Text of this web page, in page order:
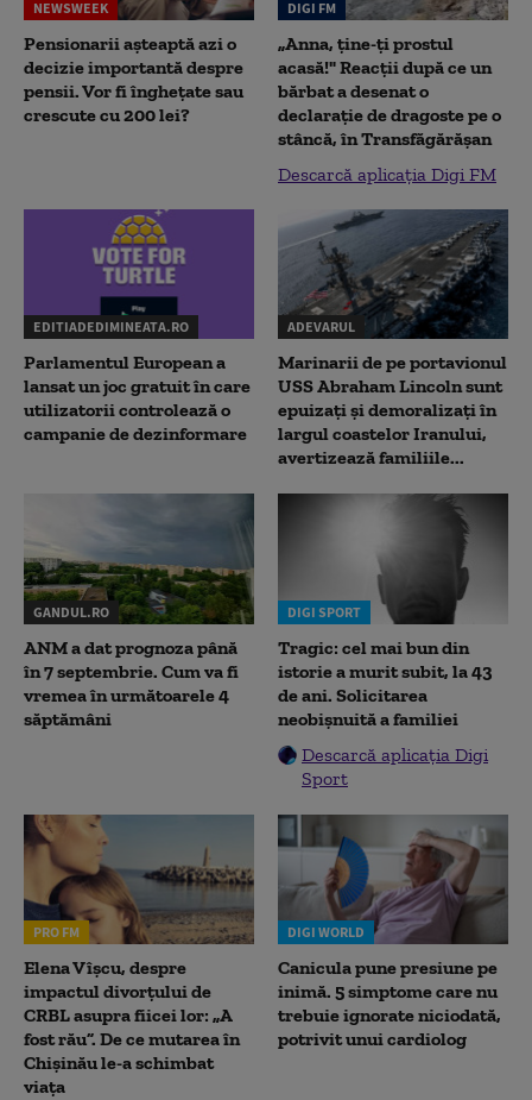
NEWSWEEK
Pensionarii așteaptă azi o
decizie importantă despre
pensii. Vor fi înghețate sau
crescute cu 200 lei?
DIGI FM
„Anna, ţine-ţi prostul
acasă!" Reacţii după ce un
bărbat a desenat o
declaraţie de dragoste pe o
stâncă, în Transfăgărăşan
Descarcă aplicația Digi FM
EDITIADEDIMINEATA.RO
Parlamentul European a
lansat un joc gratuit în care
utilizatorii controlează o
campanie de dezinformare
ADEVARUL
Marinarii de pe portavionul
USS Abraham Lincoln sunt
epuizați și demoralizați în
largul coastelor Iranului,
avertizează familiile...
GANDUL.RO
ANM a dat prognoza până
în 7 septembrie. Cum va fi
vremea în următoarele 4
săptămâni
DIGI SPORT
Tragic: cel mai bun din
istorie a murit subit, la 43
de ani. Solicitarea
neobișnuită a familiei
Descarcă aplicația Digi
Sport
PRO FM
Elena Vîșcu, despre
impactul divorțului de
CRBL asupra fiicei lor: „A
fost rău”. De ce mutarea în
Chișinău le-a schimbat
viața
DIGI WORLD
Canicula pune presiune pe
inimă. 5 simptome care nu
trebuie ignorate niciodată,
potrivit unui cardiolog